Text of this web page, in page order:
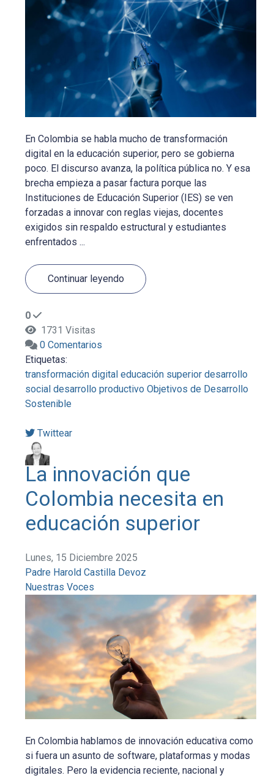
En Colombia se habla mucho de transformación
digital en la educación superior, pero se gobierna
poco. El discurso avanza, la política pública no. Y esa
brecha empieza a pasar factura porque las
Instituciones de Educación Superior (IES) se ven
forzadas a innovar con reglas viejas, docentes
exigidos sin respaldo estructural y estudiantes
enfrentados ...
Continuar leyendo
0
1731 Visitas
0 Comentarios
Etiquetas:
transformación digital educación superior desarrollo
social desarrollo productivo Objetivos de Desarrollo
Sostenible
Twittear
La innovación que
Colombia necesita en
educación superior
Lunes, 15 Diciembre 2025
Padre Harold Castilla Devoz
Nuestras Voces
En Colombia hablamos de innovación educativa como
si fuera un asunto de software, plataformas y modas
digitales. Pero la evidencia reciente, nacional y